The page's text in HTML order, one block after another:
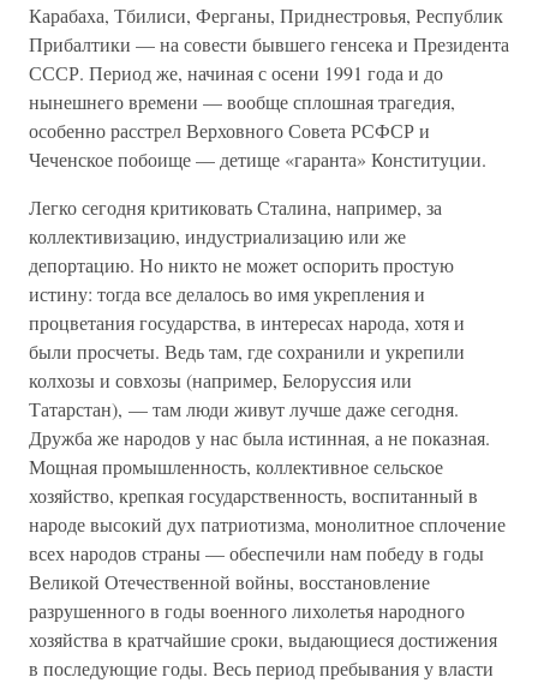
Карабаха, Тбилиси, Ферганы, Приднестровья, Республик
Прибалтики — на совести бывшего генсека и Президента
СССР. Период же, начиная с осени 1991 года и до
нынешнего времени — вообще сплошная трагедия,
особенно расстрел Верховного Совета РСФСР и
Чеченское побоище — детище «гаранта» Конституции.
Легко сегодня критиковать Сталина, например, за
коллективизацию, индустриализацию или же
депортацию. Но никто не может оспорить простую
истину: тогда все делалось во имя укрепления и
процветания государства, в интересах народа, хотя и
были просчеты. Ведь там, где сохранили и укрепили
колхозы и совхозы (например, Белоруссия или
Татарстан), — там люди живут лучше даже сегодня.
Дружба же народов у нас была истинная, а не показная.
Мощная промышленность, коллективное сельское
хозяйство, крепкая государственность, воспитанный в
народе высокий дух патриотизма, монолитное сплочение
всех народов страны — обеспечили нам победу в годы
Великой Отечественной войны, восстановление
разрушенного в годы военного лихолетья народного
хозяйства в кратчайшие сроки, выдающиеся достижения
в последующие годы. Весь период пребывания у власти